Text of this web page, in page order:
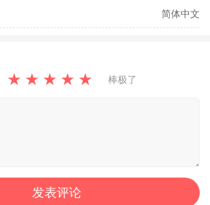
简体中文
★ ★ ★ ★ ★ 棒极了